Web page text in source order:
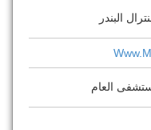
البندر
العام